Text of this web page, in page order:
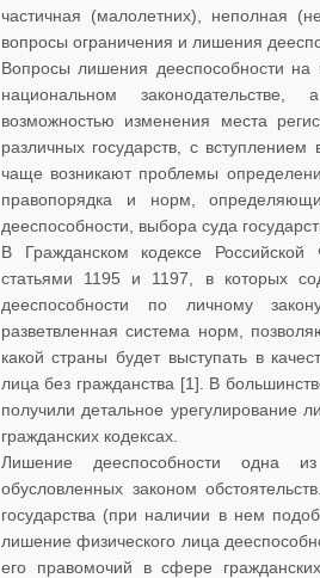
частичная (малолетних), неполная
вопросы ограничения и лишения
Вопросы лишения дееспособности на
национальном
возможностью изменения места
различных государств, с
чаще возникают проблемы
правопорядка и норм,
дееспособности, выбора суда
В Гражданском кодексе
статьями 1195 и 1197, в которых
дееспособности по личному
разветвленная система норм,
какой страны будет выступать в
лица без гражданства [1]. В
получили детальное урегулирование
гражданских кодексах.
Лишение дееспособности одна
обусловленных законом
государства (при наличии в нем
лишение физического лица
его правомочий в сфере